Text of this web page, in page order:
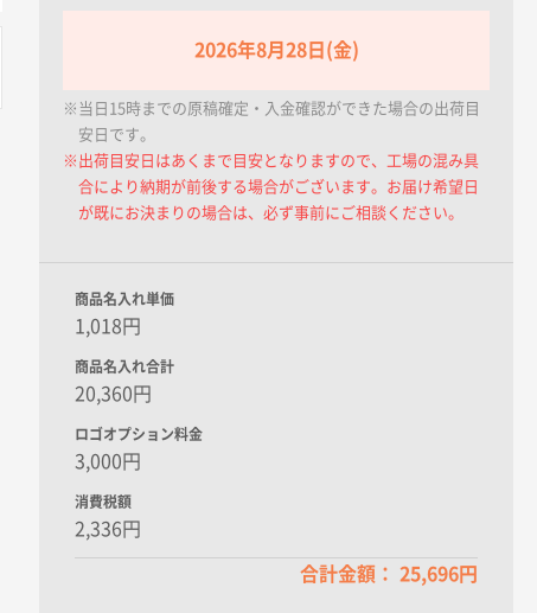
一本あたり+20.00円 / 3日出荷
す。名入れはできかねます。
無地箱封入
一本あたり+18.00円 / 3日出荷
2026年8月28日(金)
※当日15時までの原稿確定・入金確認ができた場合の出荷目
安日です。
※出荷目安日はあくまで目安となりますので、工場の混み具
合により納期が前後する場合がございます。お届け希望日
が既にお決まりの場合は、必ず事前にご相談ください。
商品名入れ単価
1,018円
商品名入れ合計
20,360円
ロゴオプション料金
3,000円
消費税額
2,336円
合計金額： 25,696円